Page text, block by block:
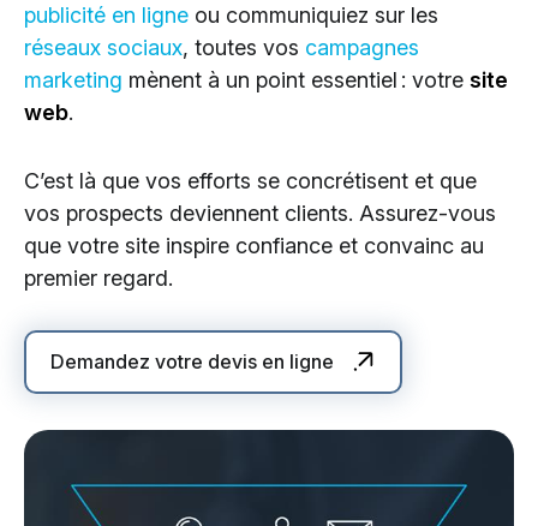
publicité en ligne ou communiquiez sur les
réseaux sociaux, toutes vos campagnes
marketing mènent à un point essentiel : votre site
web.
C’est là que vos efforts se concrétisent et que
vos prospects deviennent clients. Assurez-vous
que votre site inspire confiance et convainc au
premier regard.
Demandez votre devis en ligne